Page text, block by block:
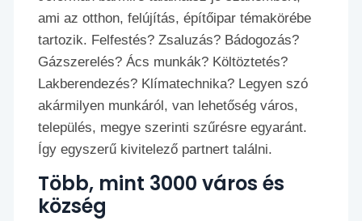
ami az otthon, felújítás, építőipar témakörébe
tartozik. Felfestés? Zsaluzás? Bádogozás?
Gázszerelés? Ács munkák? Költöztetés?
Lakberendezés? Klímatechnika? Legyen szó
akármilyen munkáról, van lehetőség város,
település, megye szerinti szűrésre egyaránt.
Így egyszerű kivitelező partnert találni.
Több, mint 3000 város és
község